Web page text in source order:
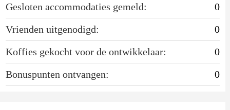
Gesloten accommodaties gemeld:
0
Vrienden uitgenodigd:
0
Koffies gekocht voor de ontwikkelaar:
0
Bonuspunten ontvangen:
0